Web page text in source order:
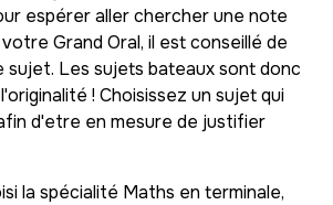
espérer aller chercher une note
Grand Oral, il est conseillé de
sujet. Les sujets bateaux sont donc
! Choisissez un sujet qui
d'etre en mesure de justifier
la spécialité Maths en terminale,